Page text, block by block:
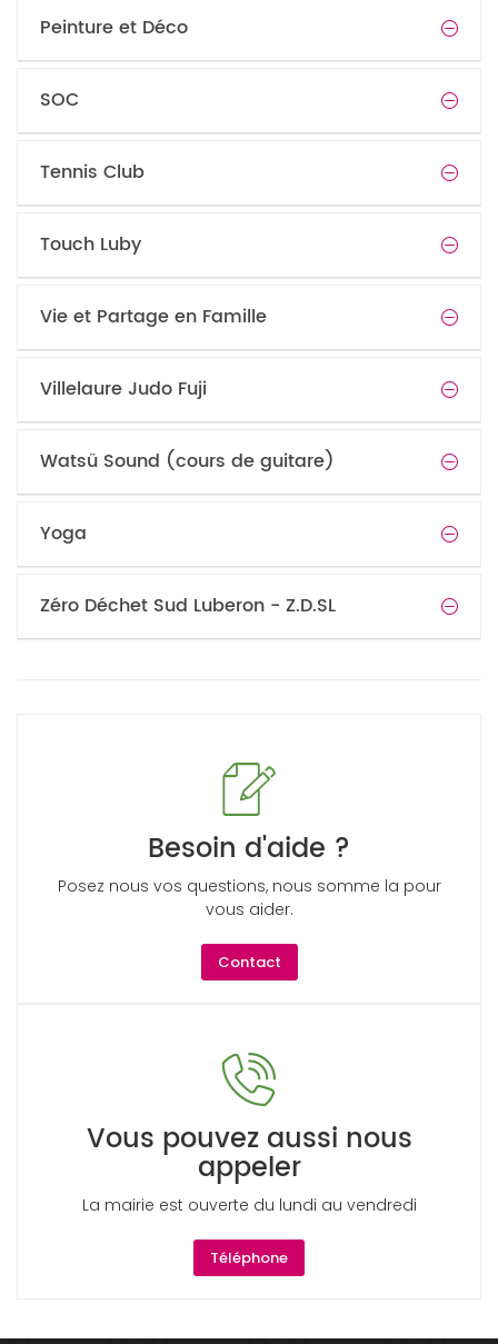
Peinture et Déco
SOC
Tennis Club
Touch Luby
Vie et Partage en Famille
Villelaure Judo Fuji
Watsü Sound (cours de guitare)
Yoga
Zéro Déchet Sud Luberon - Z.D.SL
Besoin d'aide ?
Posez nous vos questions, nous somme la pour
vous aider.
Contact
Vous pouvez aussi nous
appeler
La mairie est ouverte du lundi au vendredi
Téléphone